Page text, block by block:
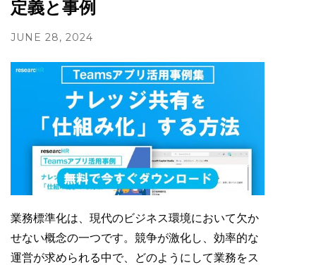
定義と事例
JUNE 28, 2024
業務標準化は、現代のビジネス環境において欠か
せない概念の一つです。競争が激化し、効率的な
運営が求められる中で、どのようにして業務をス